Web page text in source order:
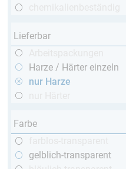
Lieferbar
Harze / Härter einzeln
nur Harze
Farbe
gelblich-transparent